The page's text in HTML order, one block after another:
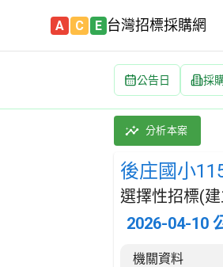
A C E 台灣招標採購網
公告日 採
後庄國小115年5月
採購類別：財物類
分析本案
後庄國小
選擇性招標(
2026-04-10
招標公告詳細內
機關資料